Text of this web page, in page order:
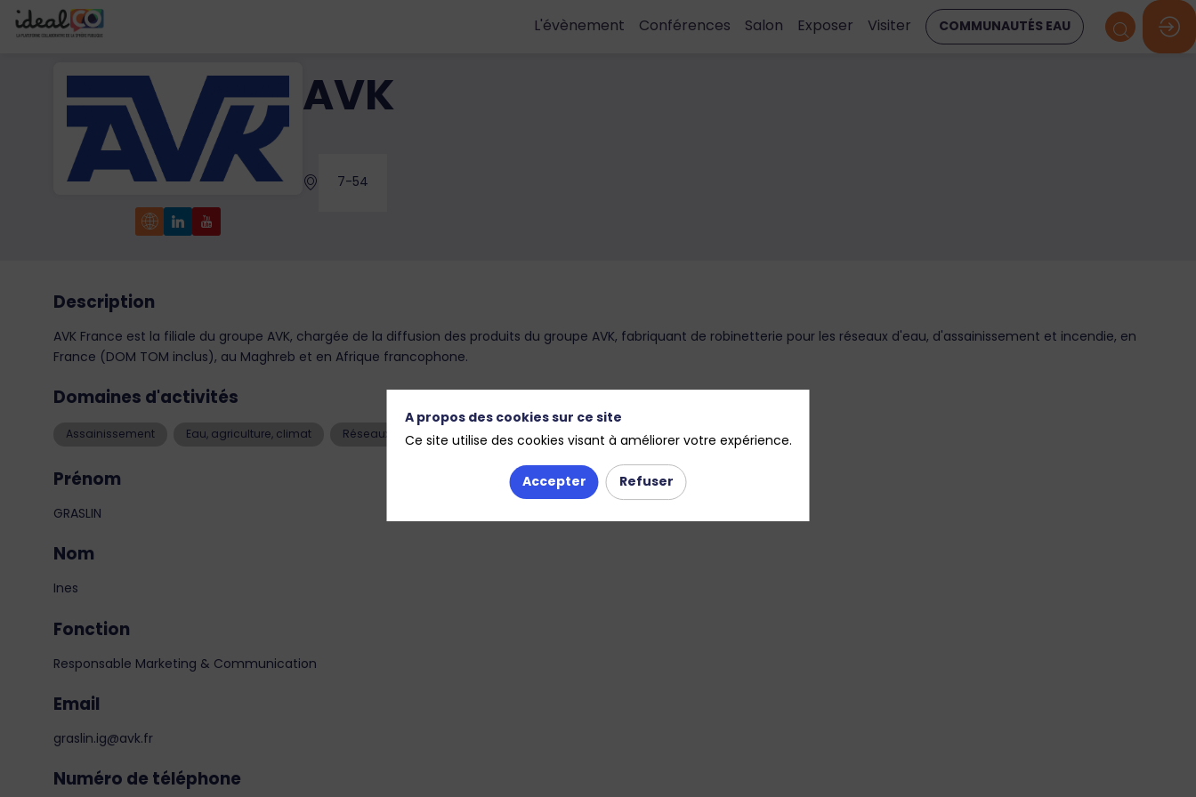
L'évènement Conférences Salon Exposer Visiter COMMUNAUTÉS EAU
AVK
7-54
Description
AVK France est la filiale du groupe AVK, chargée de la diffusion des produits du groupe AVK, fabriquant de robinetterie pour les réseaux d'eau, d'assainissement et incendie, en
France (DOM TOM inclus), au Maghreb et en Afrique francophone.
Domaines d'activités
Assainissement Eau, agriculture, climat Réseaux et canalisations Ressource, Captage, eau potable
Prénom
GRASLIN
Nom
Ines
Fonction
Responsable Marketing & Communication
Email
graslin.ig@avk.fr
Numéro de téléphone
A propos des cookies sur ce site
Ce site utilise des cookies visant à améliorer votre expérience.
Accepter Refuser